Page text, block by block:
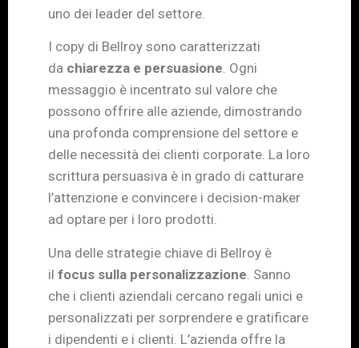
uno dei leader del settore.
I copy di Bellroy sono caratterizzati
da chiarezza e persuasione. Ogni
messaggio è incentrato sul valore che
possono offrire alle aziende, dimostrando
una profonda comprensione del settore e
delle necessità dei clienti corporate. La loro
scrittura persuasiva è in grado di catturare
l’attenzione e convincere i decision-maker
ad optare per i loro prodotti.
Una delle strategie chiave di Bellroy è
il focus sulla personalizzazione . Sanno
che i clienti aziendali cercano regali unici e
personalizzati per sorprendere e gratificare
i dipendenti e i clienti. L’azienda offre la